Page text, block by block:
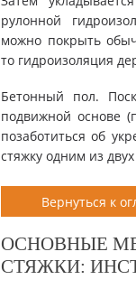
рулонной
можно покрыть
то гидроизоляция
Бетонный пол.
подвижной основе
позаботиться об
стяжку одним из
Вернуться к
ОСНОВНЫЕ
СТЯЖКИ: